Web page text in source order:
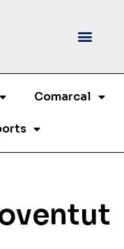
Comarcal